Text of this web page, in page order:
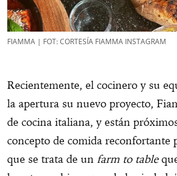
FIAMMA | FOT: CORTESÍA FIAMMA INSTAGRAM
Recientemente, el cocinero y su
la apertura su nuevo proyecto,
de cocina italiana, y están
concepto de comida reconfortante
que se trata de un farm to table